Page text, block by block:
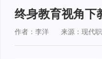
终身教育视角
作者：李洋 来源：现代